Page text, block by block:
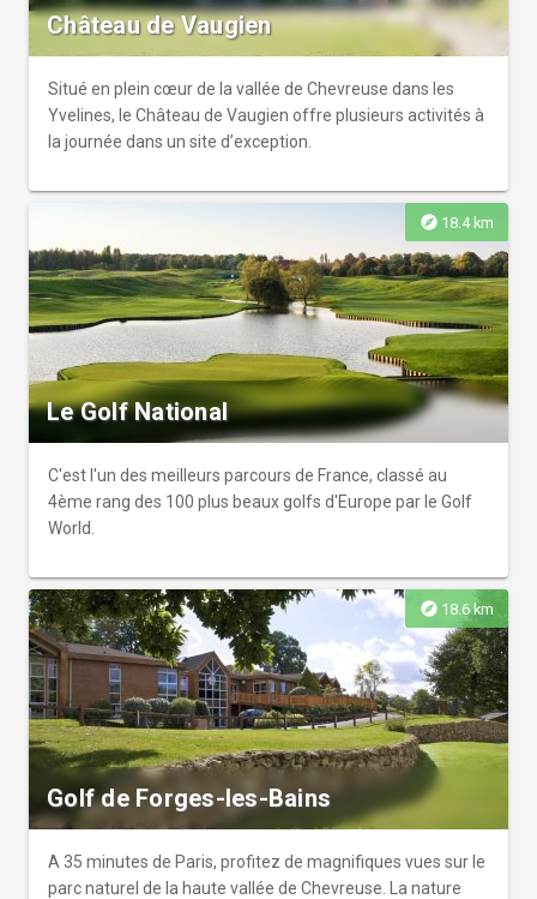
Château de Vaugien
Situé en plein cœur de la vallée de Chevreuse dans les
Yvelines, le Château de Vaugien offre plusieurs activités à
la journée dans un site d’exception.
explore 18.4 km
Le Golf National
C'est l'un des meilleurs parcours de France, classé au
4ème rang des 100 plus beaux golfs d'Europe par le Golf
World.
explore 18.6 km
Golf de Forges-les-Bains
A 35 minutes de Paris, profitez de magnifiques vues sur le
parc naturel de la haute vallée de Chevreuse. La nature